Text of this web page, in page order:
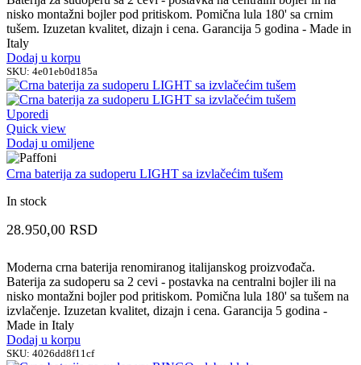
nisko montažni bojler pod pritiskom. Pomična lula 180' sa crnim
tušem. Izuzetan kvalitet, dizajn i cena. Garancija 5 godina - Made in
Italy
Dodaj u korpu
SKU: 4e01eb0d185a
Uporedi
Quick view
Dodaj u omiljene
Crna baterija za sudoperu LIGHT sa izvlačećim tušem
In stock
28.950,00 RSD
Moderna crna baterija renomiranog italijanskog proizvođača.
Baterija za sudoperu sa 2 cevi - postavka na centralni bojler ili na
nisko montažni bojler pod pritiskom. Pomična lula 180' sa tušem na
izvlačenje. Izuzetan kvalitet, dizajn i cena. Garancija 5 godina -
Made in Italy
Dodaj u korpu
SKU: 4026dd8f11cf